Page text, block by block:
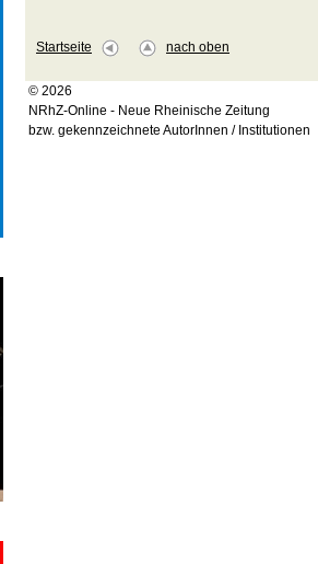
Startseite nach oben
© 2026
NRhZ-Online - Neue Rheinische Zeitung
bzw. gekennzeichnete AutorInnen / Institutionen